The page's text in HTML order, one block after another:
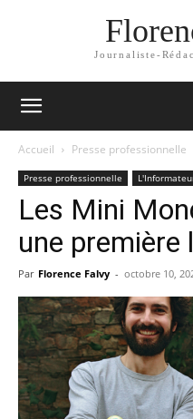
Journaliste-
Accueil Presse professionnelle
Presse professionnelle
Les Mini
une première
Par Florence Falvy - octobre 10,